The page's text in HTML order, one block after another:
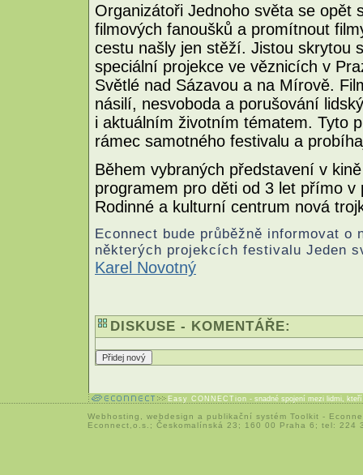
Organizátoři Jednoho světa se opět
filmových fanoušků a promítnout
cestu našly jen stěží. Jistou skrytou
speciální projekce ve věznicích v
Světlé nad Sázavou a na Mírově.
násilí, nesvoboda a porušování
i aktuálním životním tématem. Tyto
rámec samotného festivalu a
Během vybraných představení v
programem pro děti od 3 let přímo
Rodinné a kulturní centrum nová
Econnect bude průběžně informovat
některých projekcích festivalu Jeden
Karel Novotný
DISKUSE - KOMENTÁŘE:
Easy CONNECTion - snadné spojení mezi lidmi,
Webhosting webdesign a publikační systém Toolkit -
Econnect,o.s.; Českomalínská 23; 160 00 Praha 6; tel: 224